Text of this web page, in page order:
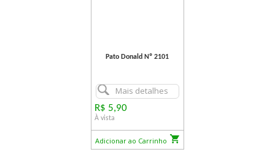
Pato Donald Nº 2101
Mais detalhes
R$ 5,90
À vista
Adicionar ao Carrinho